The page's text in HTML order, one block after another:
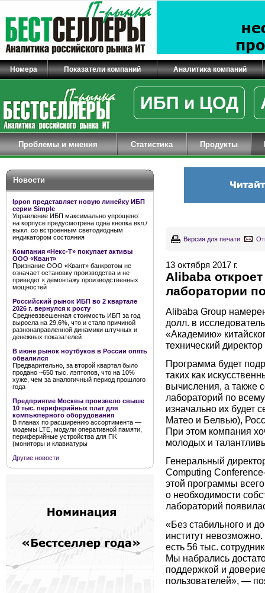
Номера Показатели компаний Аналитика компаний
ИБП и ЦОД
Проблемы и мнения Статистика Продукты
Новости
Ippon представляет новую линейку ИБП
серии Simple
Управление ИБП максимально упрощено:
на корпусе предусмотрена одна кнопка вкл./
выкл. со встроенным светодиодным
индикатором состояния
Компания «Некс-Т» покупает активы
ООО «Квант»
Признание ООО «Квант» банкротом не
означает остановку производства и не
приведет к демонтажу производственных
мощностей
Российский рынок ИБП во 2 квартале
2026 г. вернулся к росту
Средневзвешенная стоимость ИБП за год
выросла на 29,6%, что и стало причиной
разнонаправленной динамики штучных и
денежных показателей
В июне рынок ноутбуков в России опять
обвалился
Предварительно, за второй квартал было
продано ~650 тыс. лэптопов, что на 10%
хуже, чем за аналогичный период прошлого
года
Предприятие Москвы произвело свыше
10 тыс. периферийных плат для
компьютерного оборудования
В планах по расширению ассортимента —
модемы LTE, модули оперативной памяти,
периферийные устройства для ПК
(мониторы и клавиатуры
Другие новости
Версия для печати
13 октября 2017 г.
Alibaba
лаборатории
Alibaba Group
долл. в
«Академию»
технический
Программа будет
таких как
вычисления, а также
лабораторий по
изначально их
Матео и Белвью),
При этом компания
молодых и
Генеральный
Computing
этой программы
о необходимости
лабораторий
«Без стабильного и
институт
есть 56 тыс.
Мы набрались
поддержкой и
пользователей», —